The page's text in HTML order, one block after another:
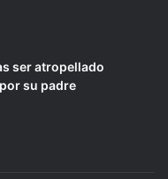
ser atropellado
su padre